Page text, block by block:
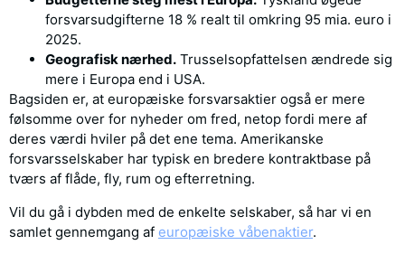
forsvarsudgifterne 18 % realt til omkring 95 mia. euro i
2025.
Geografisk nærhed. Trusselsopfattelsen ændrede sig
mere i Europa end i USA.
Bagsiden er, at europæiske forsvarsaktier også er mere
følsomme over for nyheder om fred, netop fordi mere af
deres værdi hviler på det ene tema. Amerikanske
forsvarsselskaber har typisk en bredere kontraktbase på
tværs af flåde, fly, rum og efterretning.
Vil du gå i dybden med de enkelte selskaber, så har vi en
samlet gennemgang af europæiske våbenaktier.